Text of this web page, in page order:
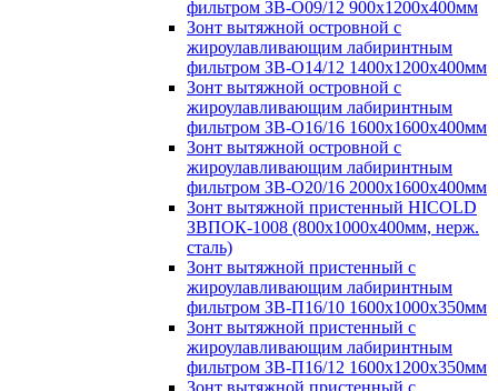
фильтром ЗВ-О09/12 900х1200х400мм
Зонт вытяжной островной с
жироулавливающим лабиринтным
фильтром ЗВ-О14/12 1400х1200х400мм
Зонт вытяжной островной с
жироулавливающим лабиринтным
фильтром ЗВ-О16/16 1600х1600х400мм
Зонт вытяжной островной с
жироулавливающим лабиринтным
фильтром ЗВ-О20/16 2000х1600х400мм
Зонт вытяжной пристенный HICOLD
ЗВПОК-1008 (800х1000х400мм, нерж.
сталь)
Зонт вытяжной пристенный с
жироулавливающим лабиринтным
фильтром ЗВ-П16/10 1600х1000х350мм
Зонт вытяжной пристенный с
жироулавливающим лабиринтным
фильтром ЗВ-П16/12 1600х1200х350мм
Зонт вытяжной пристенный с